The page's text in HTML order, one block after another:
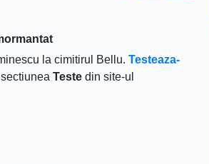
la cimitirul Bellu. Testeaza-
Teste din site-ul